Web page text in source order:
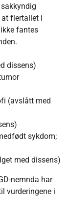
flertallet i
fantes
dissens)
(avslått med
sykdom;
med dissens)
nemnda har
vurderingene i